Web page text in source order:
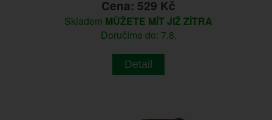
Cena: 529 Kč
Skladem MŮŽETE MÍT JIŽ ZÍTRA
Doručíme do: 7.8.
Detail